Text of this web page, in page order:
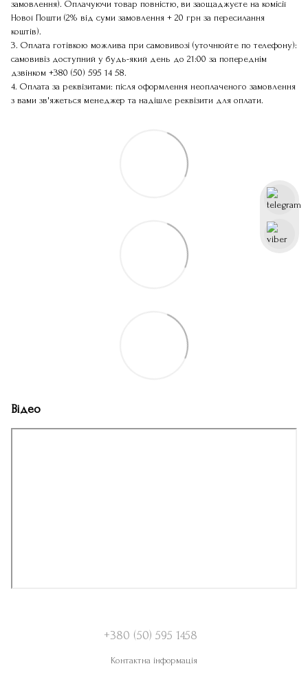
замовлення). Оплачуючи товар повністю, ви заощаджуєте на комісії
Нової Пошти (2% від суми замовлення + 20 грн за пересилання
коштів).
3. Оплата готівкою можлива при самовивозі (уточнюйте по телефону):
самовивіз доступний у будь-який день до 21:00 за попереднім
дзвінком +380 (50) 595 14 58.
4. Оплата за реквізитами: після оформлення неоплаченого замовлення
з вами зв'яжеться менеджер та надішле реквізити для оплати.
Відео
+380 (50) 595 1458
Контактна інформація